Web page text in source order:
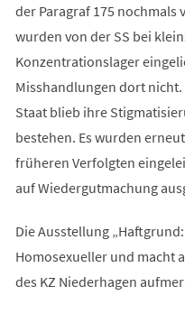
der Paragraf 175 nochmals
wurden von der SS bei
Konzentrationslager
Misshandlungen dort
Staat blieb ihre
bestehen. Es wurden
früheren Verfolgten
auf Wiedergutmachung
Die Ausstellung
Homosexueller und macht
des KZ Niederhagen